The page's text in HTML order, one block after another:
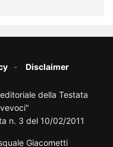
Disclaimer
della Testata
n. 3 del 10/02/2011
Giacometti